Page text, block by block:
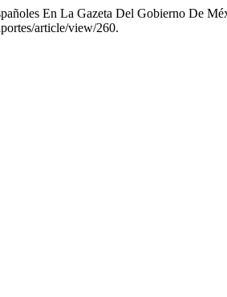
En La Gazeta Del Gobierno De
article/view/260.